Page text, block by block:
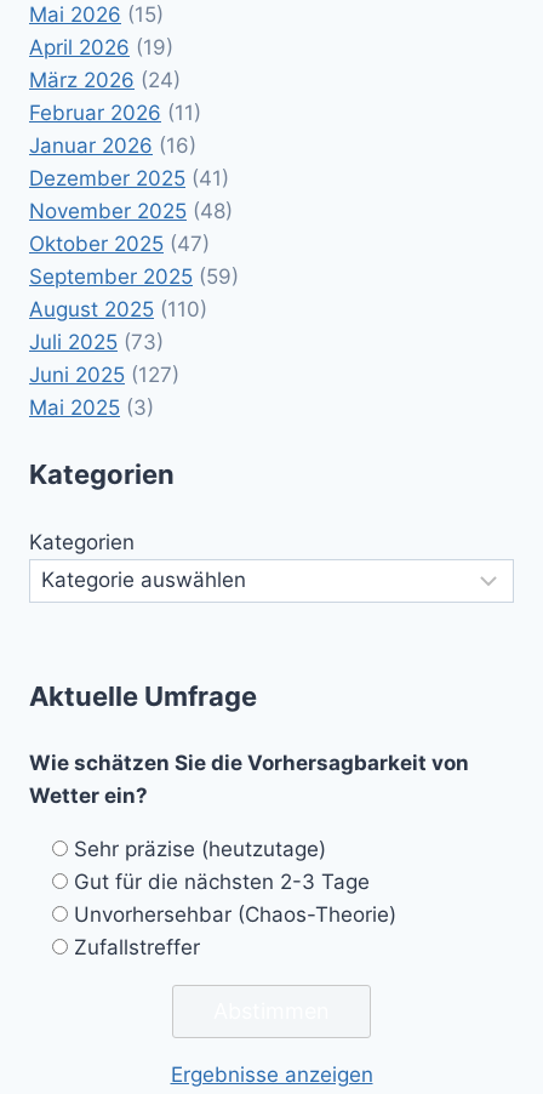
Mai 2026 (15)
April 2026 (19)
März 2026 (24)
Februar 2026 (11)
Januar 2026 (16)
Dezember 2025 (41)
November 2025 (48)
Oktober 2025 (47)
September 2025 (59)
August 2025 (110)
Juli 2025 (73)
Juni 2025 (127)
Mai 2025 (3)
Kategorien
Kategorien
Aktuelle Umfrage
Wie schätzen Sie die Vorhersagbarkeit von
Wetter ein?
Sehr präzise (heutzutage)
Gut für die nächsten 2-3 Tage
Unvorhersehbar (Chaos-Theorie)
Zufallstreffer
Ergebnisse anzeigen